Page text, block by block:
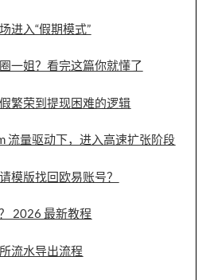
进入“假期模式”
一姐？看完这篇你就懂了
繁荣到提现困难的逻辑
流量驱动下，进入高速扩张阶段
模版找回欧易账号？
2026 最新教程
流水导出流程